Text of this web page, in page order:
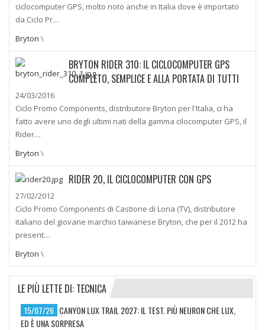
ciclocomputer GPS, molto noto anche in Italia dove è importato
da Ciclo Pr…
Bryton \
BRYTON RIDER 310: IL CICLOCOMPUTER GPS
COMPLETO, SEMPLICE E ALLA PORTATA DI TUTTI
24/03/2016
Ciclo Promo Components, distributore Bryton per l'Italia, ci ha
fatto avere uno degli ultimi nati della gamma cilocomputer GPS, il
Rider…
Bryton \
RIDER 20, IL CICLOCOMPUTER CON GPS
27/02/2012
Ciclo Promo Components di Castione di Loria (TV), distributore
italiano del giovane marchio taiwanese Bryton, che per il 2012 ha
present…
Bryton \
LE PIÙ LETTE DI: TECNICA
15/07/26 CANYON LUX TRAIL 2027: IL TEST. PIÙ NEURON CHE LUX,
ED È UNA SORPRESA